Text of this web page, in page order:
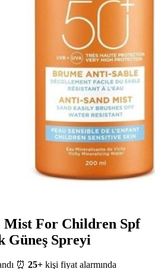
Mist For Children Spf
Güneş Spreyi
⏰ 25+ kişi fiyat alarmında